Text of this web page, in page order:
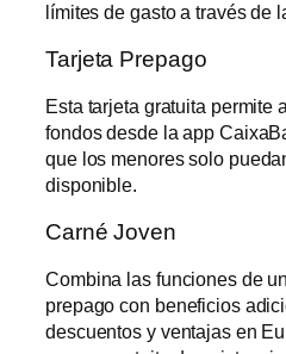
límites de gasto a través de
Tarjeta Prepago
Esta tarjeta gratuita permite
fondos desde la app
que los menores solo
disponible.
Carné Joven
Combina las funciones de
prepago con beneficios
descuentos y ventajas en